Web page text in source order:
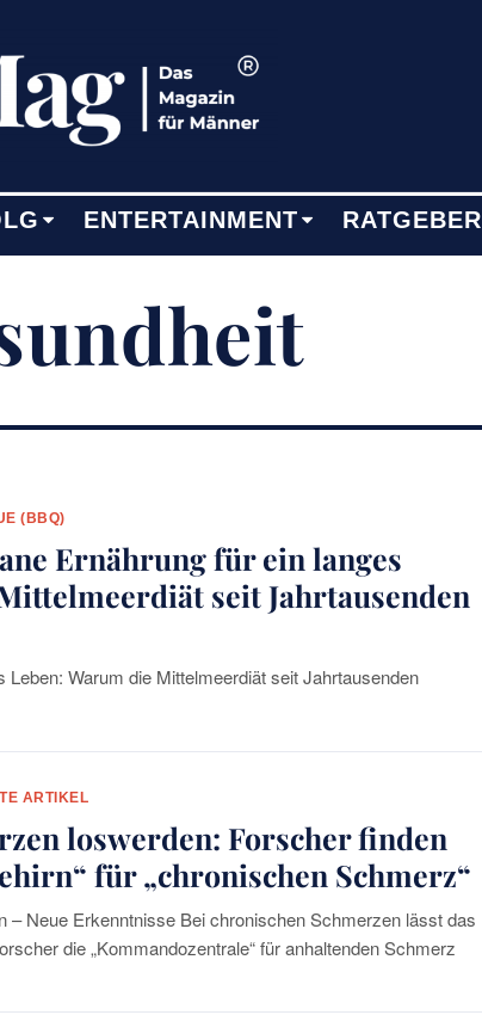
ENTERTAINMENT RATGEBER
Ernährung für ein langes
seit Jahrtausenden
(BBQ)
Leben: Warum die Mittelmeerdiät seit Jahrtausenden
loswerden: Forscher finden
für „chronischen Schmerz“
ARTIKEL
– Neue Erkenntnisse Bei chronischen Schmerzen lässt das
die „Kommandozentrale“ für anhaltenden Schmerz